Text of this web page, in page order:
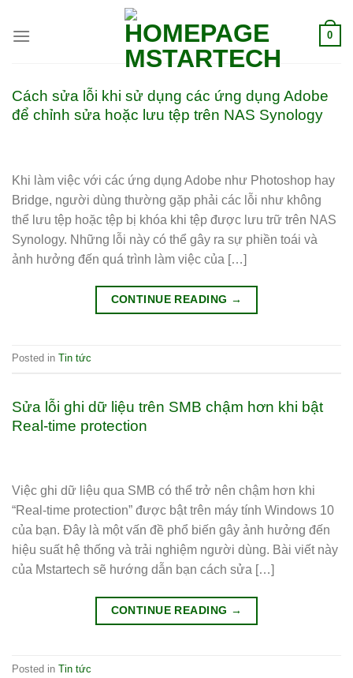
0
Cách sửa lỗi khi sử dụng các ứng dụng Adobe
để chỉnh sửa hoặc lưu tệp trên NAS Synology
Khi làm việc với các ứng dụng Adobe như Photoshop hay
Bridge, người dùng thường gặp phải các lỗi như không
thể lưu tệp hoặc tệp bị khóa khi tệp được lưu trữ trên NAS
Synology. Những lỗi này có thể gây ra sự phiền toái và
ảnh hưởng đến quá trình làm việc của […]
CONTINUE READING →
Posted in Tin tức
Sửa lỗi ghi dữ liệu trên SMB chậm hơn khi bật
Real-time protection
Việc ghi dữ liệu qua SMB có thể trở nên chậm hơn khi
“Real-time protection” được bật trên máy tính Windows 10
của bạn. Đây là một vấn đề phổ biến gây ảnh hưởng đến
hiệu suất hệ thống và trải nghiệm người dùng. Bài viết này
của Mstartech sẽ hướng dẫn bạn cách sửa […]
CONTINUE READING →
Posted in Tin tức